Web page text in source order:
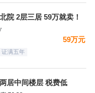
院 2层三居 59万就卖！
59万元
证满五年
居中间楼层 税费低